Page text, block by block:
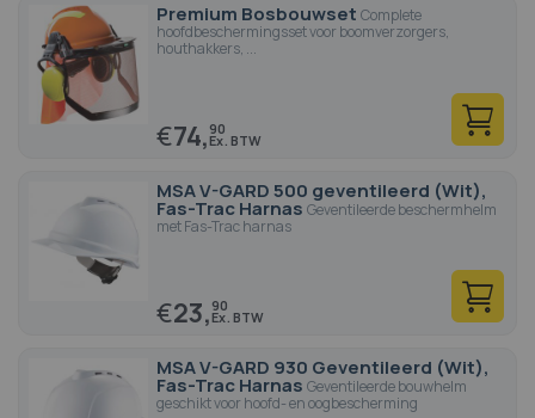
Premium Bosbouwset Complete
hoofdbeschermingsset voor boomverzorgers,
houthakkers, ...
€74,90
MSA V-GARD 500 geventileerd (Wit),
Fas-Trac Harnas Geventileerde beschermhelm
met Fas-Trac harnas
€23,90
MSA V-GARD 930 Geventileerd (Wit),
Fas-Trac Harnas Geventileerde bouwhelm
geschikt voor hoofd- en oogbescherming